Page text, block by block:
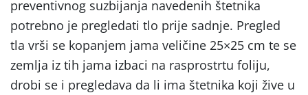
preventivnog suzbijanja navedenih štetnika
potrebno je pregledati tlo prije sadnje. Pregled
tla vrši se kopanjem jama veličine 25×25 cm te se
zemlja iz tih jama izbaci na rasprostrtu foliju,
drobi se i pregledava da li ima štetnika koji žive u